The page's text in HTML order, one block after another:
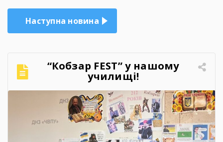
Наступна новина
“Кобзар FEST” у нашому
училищі!